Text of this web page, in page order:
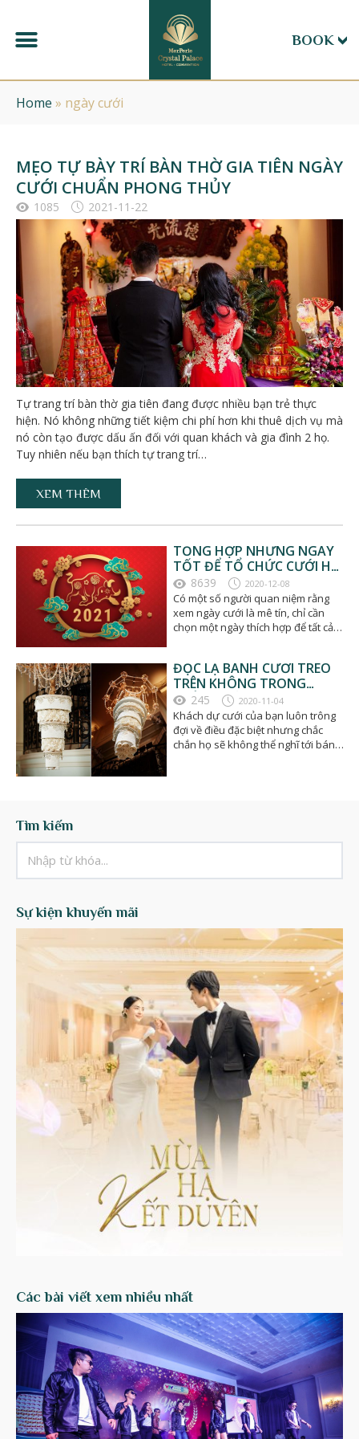
BOOK
Home » ngày cưới
MẸO TỰ BÀY TRÍ BÀN THỜ GIA TIÊN NGÀY
CƯỚI CHUẨN PHONG THỦY
1085 2021-11-22
Tự trang trí bàn thờ gia tiên đang được nhiều bạn trẻ thực
hiện. Nó không những tiết kiệm chi phí hơn khi thuê dịch vụ mà
nó còn tạo được dấu ấn đối với quan khách và gia đình 2 họ.
Tuy nhiên nếu bạn thích tự trang trí…
XEM THÊM
TỔNG HỢP NHỮNG NGÀY
TỐT ĐỂ TỔ CHỨC CƯỚI HỎI
NĂM 2021
8639 2020-12-08
Có một số người quan niệm rằng
xem ngày cưới là mê tín, chỉ cần
chọn một ngày thích hợp để tất cả
ĐỘC LẠ BÁNH CƯỚI TREO
TRÊN KHÔNG TRONG
NGÀY CƯỚI
245 2020-11-04
Khách dự cưới của bạn luôn trông
đợi về điều đặc biệt nhưng chắc
chắn họ sẽ không thể nghĩ tới bánh
Tìm kiếm
Sự kiện khuyến mãi
Các bài viết xem nhiều nhất